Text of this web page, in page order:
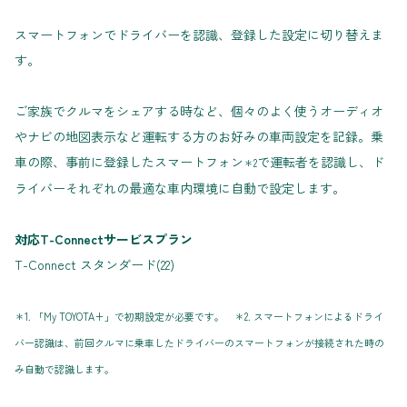
スマートフォンでドライバーを認識、登録した設定に切り替えま
す。
ご家族でクルマをシェアする時など、個々のよく使うオーディオ
やナビの地図表示など運転する方のお好みの車両設定を記録。乗
車の際、事前に登録したスマートフォン＊2で運転者を認識し、ド
ライバーそれぞれの最適な車内環境に自動で設定します。
対応T-Connectサービスプラン
T-Connect スタンダード(22)
＊1. 「My TOYOTA+」で初期設定が必要です。 ＊2. スマートフォンによるドライ
バー認識は、前回クルマに乗車したドライバーのスマートフォンが接続された時の
み自動で認識します。